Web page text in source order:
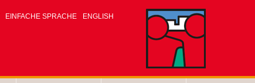
EINFACHE SPRACHE ENGLISH